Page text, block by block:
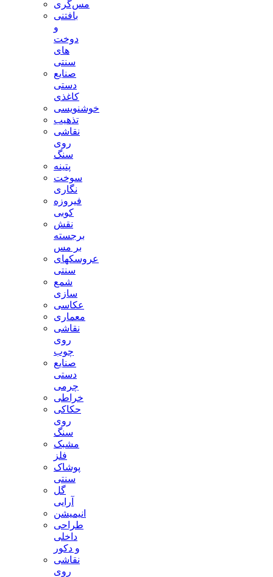
مس‌گری
بافتنی‌
و
دوخت
های
سنتی
صنایع
دستی
کاغذی
خوشنویسی
تذهیب
نقاشی
روی
سنگ
پتینه
سوخت
نگاری
فیروزه
کوبی
نقش
برجسته
بر مس
عروسکهای
سنتی
شمع
سازی
عکاسی
معماری
نقاشی
روی
چوب
صنایع
دستی
چرمی
خراطی
حکاکی
روی
سنگ
مشبک
فلز
پوشاک
سنتی
گل
آرایی
انیمیشن
طراحی
داخلی
و دکور
نقاشی
روی